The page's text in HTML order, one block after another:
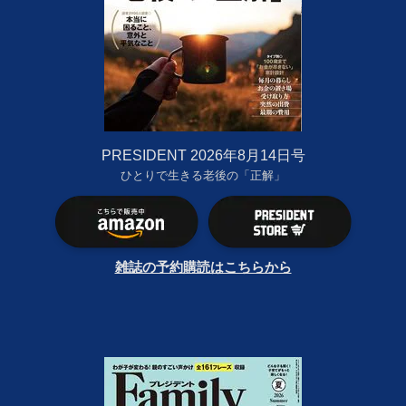
PRESIDENT 2026年8月14日号
ひとりで生きる老後の「正解」
雑誌の予約購読はこちらから